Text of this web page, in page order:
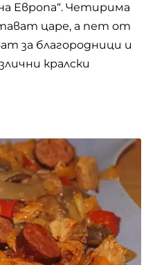
Европа“. Четирима
царе, а пет от
за благородници и
кралски